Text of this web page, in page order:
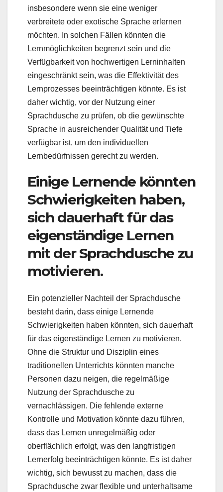
insbesondere wenn sie eine weniger
verbreitete oder exotische Sprache erlernen
möchten. In solchen Fällen könnten die
Lernmöglichkeiten begrenzt sein und die
Verfügbarkeit von hochwertigen Lerninhalten
eingeschränkt sein, was die Effektivität des
Lernprozesses beeinträchtigen könnte. Es ist
daher wichtig, vor der Nutzung einer
Sprachdusche zu prüfen, ob die gewünschte
Sprache in ausreichender Qualität und Tiefe
verfügbar ist, um den individuellen
Lernbedürfnissen gerecht zu werden.
Einige Lernende könnten
Schwierigkeiten haben,
sich dauerhaft für das
eigenständige Lernen
mit der Sprachdusche zu
motivieren.
Ein potenzieller Nachteil der Sprachdusche
besteht darin, dass einige Lernende
Schwierigkeiten haben könnten, sich dauerhaft
für das eigenständige Lernen zu motivieren.
Ohne die Struktur und Disziplin eines
traditionellen Unterrichts könnten manche
Personen dazu neigen, die regelmäßige
Nutzung der Sprachdusche zu
vernachlässigen. Die fehlende externe
Kontrolle und Motivation könnte dazu führen,
dass das Lernen unregelmäßig oder
oberflächlich erfolgt, was den langfristigen
Lernerfolg beeinträchtigen könnte. Es ist daher
wichtig, sich bewusst zu machen, dass die
Sprachdusche zwar flexible und unterhaltsame